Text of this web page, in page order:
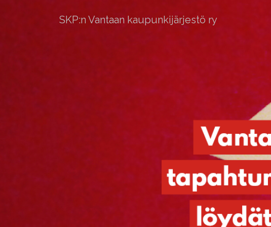
SKP:n Vantaan kaupunkijärjestö ry